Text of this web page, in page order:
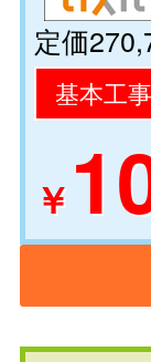
定価
基本工
￥